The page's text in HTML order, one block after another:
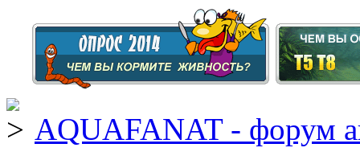
AQUAFANAT - форум